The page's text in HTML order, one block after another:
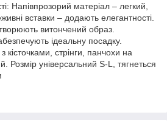
Напівпрозорий матеріал – легкий,
вставки – додають елегантності.
витончений образ.
ідеальну посадку.
кісточками, стрінги, панчохи на
Розмір універсальний S-L, тягнеться